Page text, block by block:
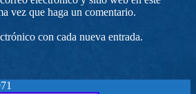
vez que haga un comentario.
con cada nueva entrada.